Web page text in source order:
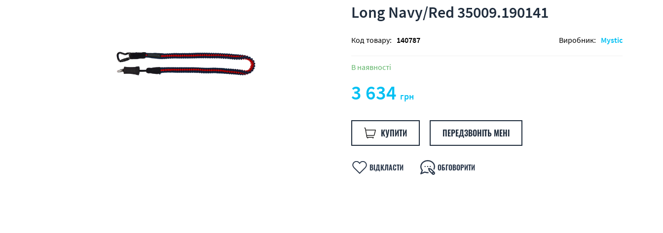
Long Navy/Red 35009.190141
Код товару: 140787 Виробник: Mystic
В наявності
3 634 грн
КУПИТИ ПЕРЕДЗВОНІТЬ МЕНІ
ВІДКЛАСТИ ОБГОВОРИТИ